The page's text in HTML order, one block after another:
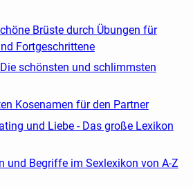
Brüste durch Übungen für
Fortgeschrittene
schönsten und schlimmsten
Kosenamen für den Partner
und Liebe - Das große Lexikon
und Begriffe im Sexlexikon von A-Z